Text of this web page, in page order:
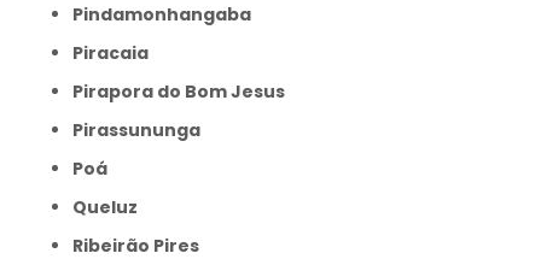
Pindamonhangaba
Piracaia
Pirapora do Bom Jesus
Pirassununga
Poá
Queluz
Ribeirão Pires